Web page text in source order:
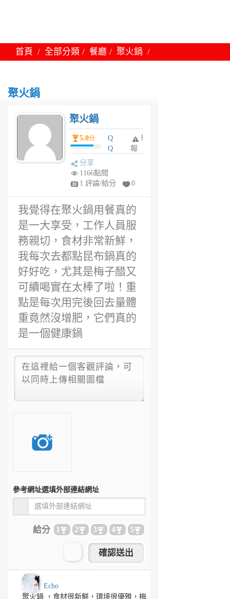
首頁 全部分類 餐廳 聚火鍋
聚火鍋
聚火鍋
5.0分
Q
Q
前
舉
報
分享
1166點閱
1 評論/給分
0
我覺得在聚火鍋用餐真的
是一大享受，工作人員服
務親切，食材非常新鮮，
我每次去都點昆布鍋真的
好好吃，尤其是梅子醋又
可續喝實在太棒了啦！重
點是每次用完後回去量體
重竟然沒增肥，它們真的
是一個健康鍋
參考網址選填外部連結網址
給分 1 2 3 4 5
Echo
聚火鍋 ，食材很新鮮，環境很優雅，梅